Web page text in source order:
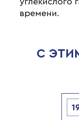
времени.
С